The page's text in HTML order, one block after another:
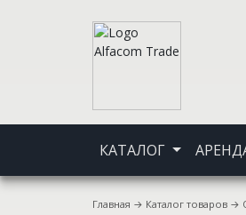
КАТАЛОГ
Главная → Каталог товаров →